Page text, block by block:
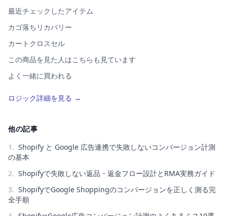
最近チェックしたアイテム
カゴ落ちリカバリー
カートクロスセル
この商品を見た人はこちらも見ています
よく一緒に買われる
コーディネート提案
ロジック詳細を見る →
他の記事
1 . Shopify と Google 広告連携で失敗しないコンバージョン計測
の基本
2. Shopifyで失敗しない返品・返金フロー設計とRMA実務ガイド
3. ShopifyでGoogle Shoppingのコンバージョンを正しく測る完
全手順